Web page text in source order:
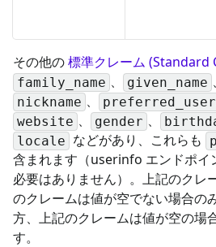
その他の標準クレーム (Standard
family_name 、 given_name 、
nickname 、
website 、 gender 、
locale などがあり、これらも
含まれます（userinfo エンドポイ
必要はありません）。上記のクレ
のクレームは値が空でない場合の
方、上記のクレームは値が空の場
す。